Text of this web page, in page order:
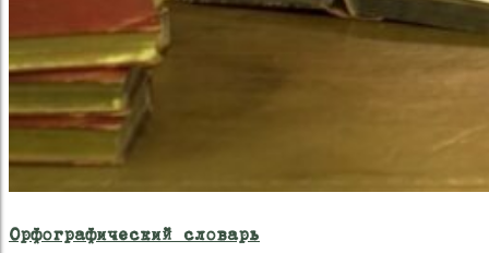
Орфографический словарь